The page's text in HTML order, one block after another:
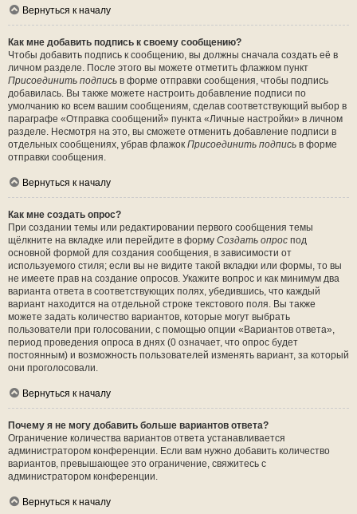
Вернуться к началу
Как мне добавить подпись к своему сообщению?
Чтобы добавить подпись к сообщению, вы должны сначала создать её в
личном разделе. После этого вы можете отметить флажком пункт
Присоединить подпись в форме отправки сообщения, чтобы подпись
добавилась. Вы также можете настроить добавление подписи по
умолчанию ко всем вашим сообщениям, сделав соответствующий выбор в
параграфе «Отправка сообщений» пункта «Личные настройки» в личном
разделе. Несмотря на это, вы сможете отменить добавление подписи в
отдельных сообщениях, убрав флажок Присоединить подпись в форме
отправки сообщения.
Вернуться к началу
Как мне создать опрос?
При создании темы или редактировании первого сообщения темы
щёлкните на вкладке или перейдите в форму Создать опрос под
основной формой для создания сообщения, в зависимости от
используемого стиля; если вы не видите такой вкладки или формы, то вы
не имеете прав на создание опросов. Укажите вопрос и как минимум два
варианта ответа в соответствующих полях, убедившись, что каждый
вариант находится на отдельной строке текстового поля. Вы также
можете задать количество вариантов, которые могут выбрать
пользователи при голосовании, с помощью опции «Вариантов ответа»,
период проведения опроса в днях (0 означает, что опрос будет
постоянным) и возможность пользователей изменять вариант, за который
они проголосовали.
Вернуться к началу
Почему я не могу добавить больше вариантов ответа?
Ограничение количества вариантов ответа устанавливается
администратором конференции. Если вам нужно добавить количество
вариантов, превышающее это ограничение, свяжитесь с
администратором конференции.
Вернуться к началу